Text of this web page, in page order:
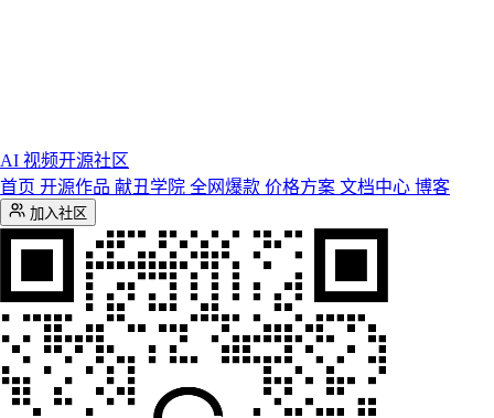
AI 视频开源社区
首页 开源作品 献丑学院 全网爆款 价格方案 文档中心 博客
加入社区